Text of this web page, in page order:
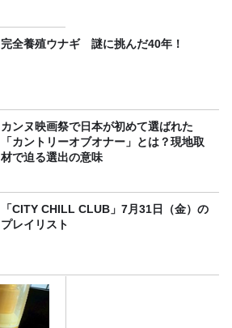
完全養殖ウナギ 謎に挑んだ40年！
カンヌ映画祭で日本が初めて選ばれた
「カントリーオブオナー」とは？現地取
材で迫る選出の意味
「CITY CHILL CLUB」7月31日（金）の
プレイリスト